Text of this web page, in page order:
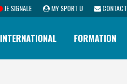
JE SIGNALE MY SPORT U CONTACT
INTERNATIONAL FORMATION